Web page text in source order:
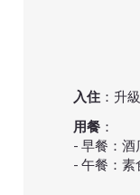
入住：升
用餐：
- 早餐：酒
- 午餐：素